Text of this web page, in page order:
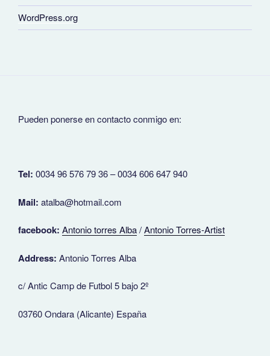
WordPress.org
Pueden ponerse en contacto conmigo en:
Tel: 0034 96 576 79 36 – 0034 606 647 940
Mail: atalba@hotmail.com
facebook: Antonio torres Alba/Antonio Torres-Artist
Address: Antonio Torres Alba
c/ Antic Camp de Futbol 5 bajo 2º
03760 Ondara (Alicante) España